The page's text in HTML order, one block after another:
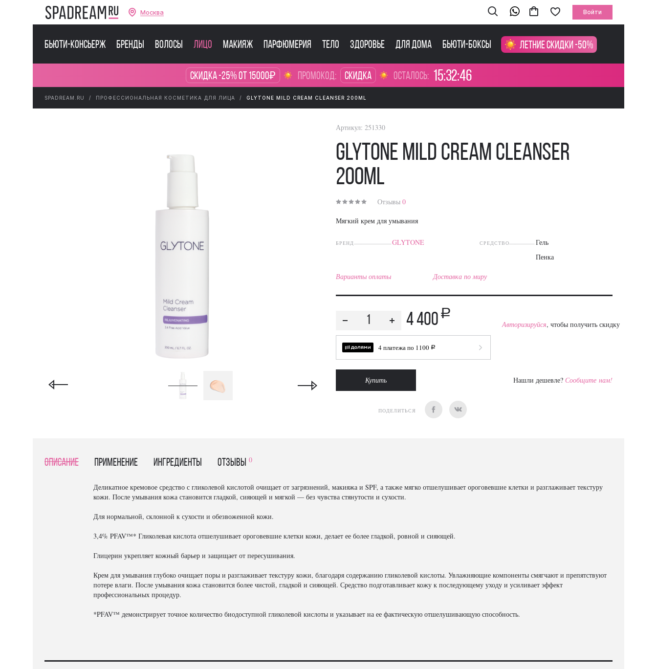
Москва Войти
Бьюти-консьерж Бренды Волосы Лицо Макияж Парфюмерия Тело Здоровье Для дома Бьюти-боксы Летние скидки -50%
Скидка -25% от 15000₽ промокод: Скидка осталось: 15:32:45
SPADREAM.RU ПРОФЕССИОНАЛЬНАЯ КОСМЕТИКА ДЛЯ ЛИЦА GLYTONE MILD CREAM CLEANSER 200ML
Артикул: 251330
GLYTONE Mild Cream Cleanser
200ml
Отзывы0
Мягкий крем для умывания
БРЕНД GLYTONE СРЕДСТВО
Гель
Пенка
Варианты оплаты Доставка по миру
4 400 a
Авторизируйся, чтобы получить скидку
4 платежа по 1100 a
Купить Нашли дешевле? Сообщите нам!
ПОДЕЛИТЬСЯ
Описание Применение Ингредиенты отзывы 0
Деликатное кремовое средство с гликолевой кислотой очищает от загрязнений, макияжа и SPF, а также мягко отшелушивает ороговевшие клетки и разглаживает текстуру
кожи. После умывания кожа становится гладкой, сияющей и мягкой — без чувства стянутости и сухости.
Для нормальной, склонной к сухости и обезвоженной кожи.
3,4% PFAV™* Гликолевая кислота отшелушивает ороговевшие клетки кожи, делает ее более гладкой, ровной и сияющей.
Глицерин укрепляет кожный барьер и защищает от пересушивания.
Крем для умывания глубоко очищает поры и разглаживает текстуру кожи, благодаря содержанию гликолевой кислоты. Увлажняющие компоненты смягчают и препятствуют
потере влаги. После умывания кожа становится более чистой, гладкой и сияющей. Средство подготавливает кожу к последующему уходу и усиливает эффект
профессиональных процедур.
*PFAV™ демонстрирует точное количество биодоступной гликолевой кислоты и указывает на ее фактическую отшелушивающую способность.